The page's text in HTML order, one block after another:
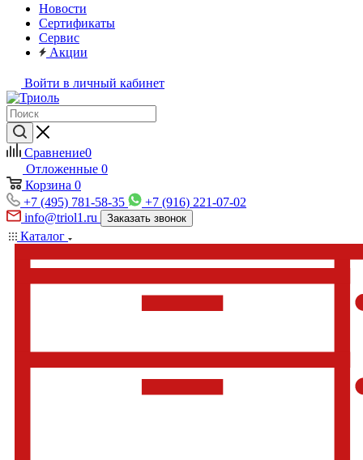
Новости
Сертификаты
Сервис
Акции
Войти в личный кабинет
Сравнение0
Отложенные 0
Корзина 0
+7 (495) 781-58-35
+7 (916) 221-07-02
info@triol1.ru
Заказать звонок
Каталог